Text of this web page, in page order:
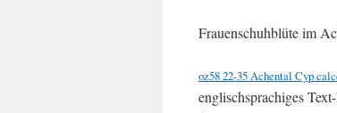
Frauenschuhblüte im
oz58 22-35 Achental Cyp
englischsprachiges